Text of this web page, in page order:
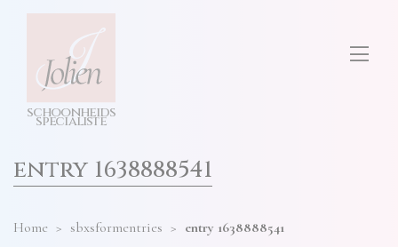
schoonheids
specialiste
invullen
entry 1638888541
Home > sbxsformentries > entry 1638888541